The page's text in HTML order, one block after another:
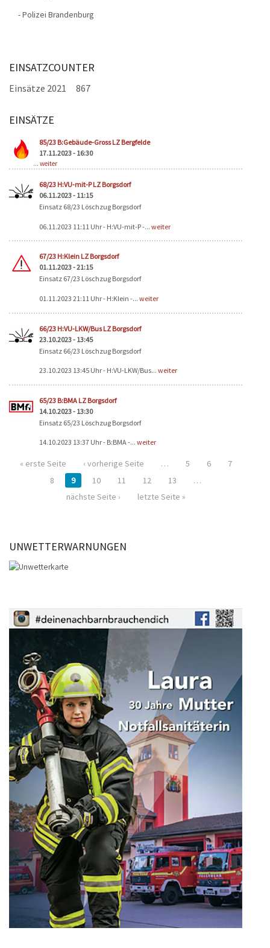
- Polizei Brandenburg
EINSATZCOUNTER
Einsätze 2021 867
EINSÄTZE
85/23 B:Gebäude-Gross LZ Bergfelde
17.11.2023 - 16:30
... weiter
68/23 H:VU-mit-P LZ Borgsdorf
06.11.2023 - 11:15
Einsatz 68/23 Löschzug Borgsdorf
06.11.2023 11:11 Uhr - H:VU-mit-P -... weiter
67/23 H:Klein LZ Borgsdorf
01.11.2023 - 21:15
Einsatz 67/23 Löschzug Borgsdorf
01.11.2023 21:11 Uhr - H:Klein -... weiter
66/23 H:VU-LKW/Bus LZ Borgsdorf
23.10.2023 - 13:45
Einsatz 66/23 Löschzug Borgsdorf
23.10.2023 13:45 Uhr - H:VU-LKW/Bus... weiter
65/23 B:BMA LZ Borgsdorf
14.10.2023 - 13:30
Einsatz 65/23 Löschzug Borgsdorf
14.10.2023 13:37 Uhr - B:BMA -... weiter
Seiten
« erste Seite ‹ vorherige Seite … 5 6
7
8
9 10 11 12 13
…
nächste Seite ›
letzte Seite »
UNWETTERWARNUNGEN